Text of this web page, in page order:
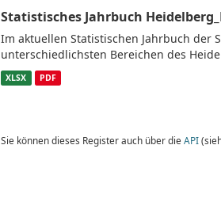
Statistisches Jahrbuch
Im aktuellen Statistischen Jahrbuch der
unterschiedlichsten Bereichen des
XLSX PDF
Sie können dieses Register auch über die API